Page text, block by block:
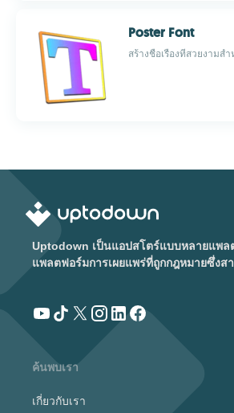
Poster Font
สร้างชื่อเรื่องที่สวยงามส
Uptodown เป็นแอปสโตร์แบบหลายแพล
แพลตฟอร์มการเผยแพร่ที่ถูกกฎหมายซึ่งส
ค้นพบเรา
เกี่ยวกับเรา